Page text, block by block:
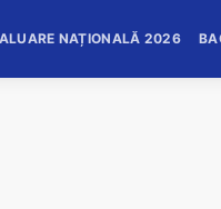
NAȚIONALĂ 2026